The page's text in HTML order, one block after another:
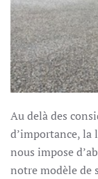
Au delà des
d’importance,
nous impose
notre modèle de